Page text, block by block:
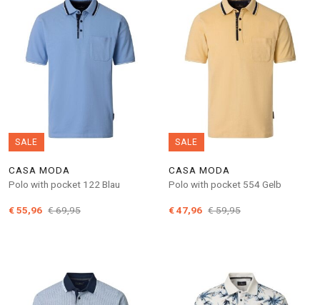
SALE
CASA MODA
Polo with pocket 122 Blau
€ 69,95
€ 55,96
SALE
CASA MODA
Polo with pocket 554 Gelb
€ 59,95
€ 47,96